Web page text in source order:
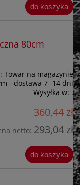
do koszyka
80cm
Towar na magazynie
- dostawa 7- 14 dni
Wysyłka w: .
360,44 zł
netto: 293,04 zł
do koszyka